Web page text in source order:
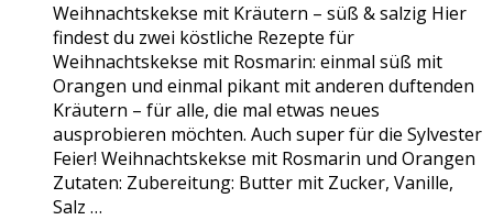
Weihnachtskekse mit Kräutern – süß & salzig Hier
findest du zwei köstliche Rezepte für
Weihnachtskekse mit Rosmarin: einmal süß mit
Orangen und einmal pikant mit anderen duftenden
Kräutern – für alle, die mal etwas neues
ausprobieren möchten. Auch super für die Sylvester
Feier! Weihnachtskekse mit Rosmarin und Orangen
Zutaten: Zubereitung: Butter mit Zucker, Vanille,
Salz …